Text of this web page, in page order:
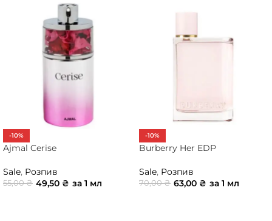
-10%
Ajmal Cerise
Sale, Розпив
55,00₴ 49,50 ₴ за 1 мл
-10%
Burberry Her EDP
Sale, Розпив
70,00₴ 63,00 ₴ за 1 мл